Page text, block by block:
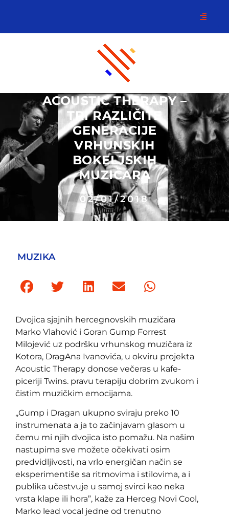
ACOUSTIC THERAPY –
TRI RAZLIČITE
GENERACIJE
VRHUNSKIH
BOKELJSKIH
MUZIČARA
02/01/2018
MUZIKA
Dvojica sjajnih hercegnovskih muzičara
Marko Vlahović i Goran Gump Forrest
Milojević uz podršku vrhunskog muzičara iz
Kotora, DragAna Ivanovića, u okviru projekta
Acoustic Therapy donose večeras u kafe-
piceriji Twins. pravu terapiju dobrim zvukom i
čistim muzičkim emocijama.
,,Gump i Dragan ukupno sviraju preko 10
instrumenata a ja to začinjavam glasom u
čemu mi njih dvojica isto pomažu. Na našim
nastupima sve možete očekivati osim
predvidljivosti, na vrlo energičan način se
eksperimentiše sa ritmovima i stilovima, a i
publika učestvuje u samoj svirci kao neka
vrsta klape ili hora”, kaže za Herceg Novi Cool,
Marko lead vocal jedne od trenutno